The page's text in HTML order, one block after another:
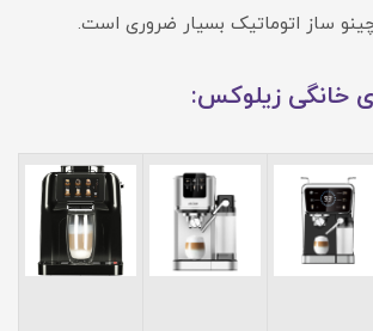
ساز اتوماتیک بسیار ضروری است.
خانگی زیلوکس: